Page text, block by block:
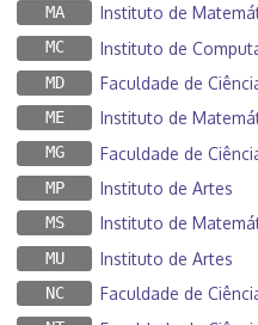
MA Instituto de
MC Instituto de
MD Faculdade de
ME Instituto de
MG Faculdade de
MP Instituto de Artes
MS Instituto de
MU Instituto de Artes
NC Faculdade de